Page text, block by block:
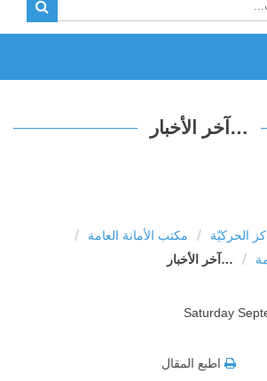
…آخر الأخبار
الحركيّة / مكتب الأمانة العامة /
/ …آخر الأخبار
اطبع المقال